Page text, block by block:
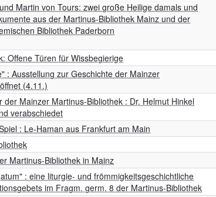
Martin von Tours: zwei große Heilige damals und
aus der Martinus-Bibliothek Mainz und der
Bibliothek Paderborn
Offene Türen für Wissbegierige
: Ausstellung zur Geschichte der Mainzer
(4.11.)
der Mainzer Martinus-Bibliothek : Dr. Helmut Hinkel
verabschiedet
: Le-Haman aus Frankfurt am Main
Martinus-Bibliothek in Mainz
: eine liturgie- und frömmigkeitsgeschichtliche
im Fragm. germ. 8 der Martinus-Bibliothek